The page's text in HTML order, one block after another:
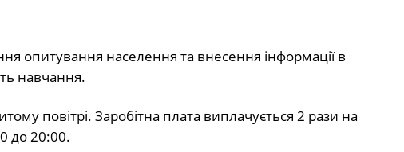
опитування населення та внесення інформації в
навчання.
повітрі. Заробітна плата виплачується 2 рази на
до 20:00.